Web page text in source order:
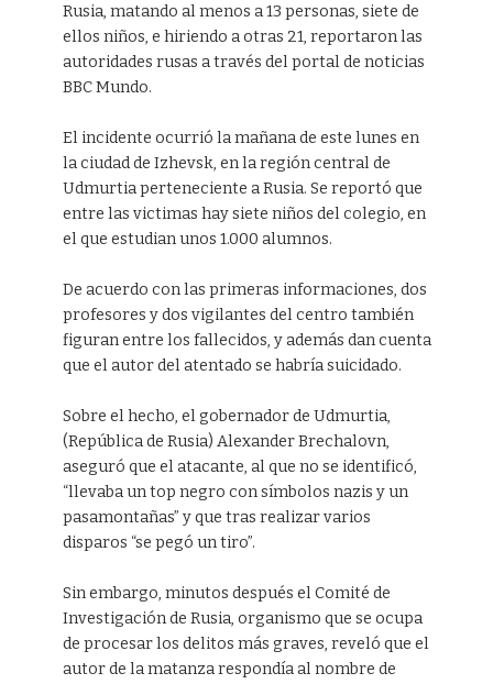
Rusia, matando al menos a 13 personas, siete de
ellos niños, e hiriendo a otras 21, reportaron las
autoridades rusas a través del portal de noticias
BBC Mundo.
El incidente ocurrió la mañana de este lunes en
la ciudad de Izhevsk, en la región central de
Udmurtia perteneciente a Rusia. Se reportó que
entre las victimas hay siete niños del colegio, en
el que estudian unos 1.000 alumnos.
De acuerdo con las primeras informaciones, dos
profesores y dos vigilantes del centro también
figuran entre los fallecidos, y además dan cuenta
que el autor del atentado se habría suicidado.
Sobre el hecho, el gobernador de Udmurtia,
(República de Rusia) Alexander Brechalovn,
aseguró que el atacante, al que no se identificó,
“llevaba un top negro con símbolos nazis y un
pasamontañas” y que tras realizar varios
disparos “se pegó un tiro”.
Sin embargo, minutos después el Comité de
Investigación de Rusia, organismo que se ocupa
de procesar los delitos más graves, reveló que el
autor de la matanza respondía al nombre de